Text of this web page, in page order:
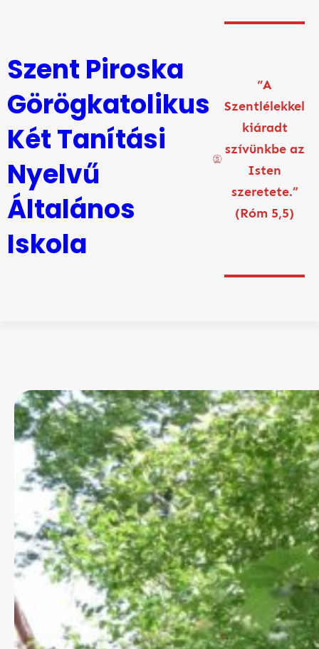
Szent Piroska
Görögkatolikus
Két Tanítási
Nyelvű
Általános
Iskola
“A
Szentlélekkel
kiáradt
szívünkbe az
Isten
szeretete.”
(Róm 5,5)